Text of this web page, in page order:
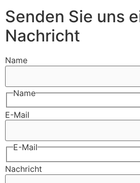
Senden Sie uns
Nachricht
Name
Name
E-Mail
E-Mail
Nachricht